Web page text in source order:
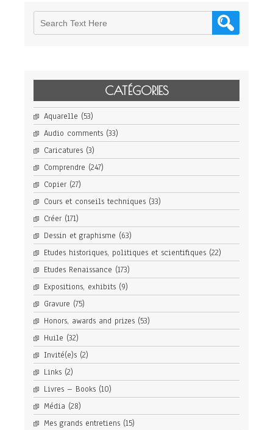
CATÉGORIES
Aquarelle (53)
Audio comments (33)
Caricatures (3)
Comprendre (247)
Copier (27)
Cours et conseils techniques (33)
Créer (171)
Dessin et graphisme (63)
Etudes historiques, politiques et scientifiques (22)
Etudes Renaissance (173)
Expositions, exhibits (9)
Gravure (75)
Honors, awards and prizes (53)
Huile (32)
Invité(e)s (2)
Links (2)
Livres – Books (10)
Média (28)
Mes grands entretiens (15)